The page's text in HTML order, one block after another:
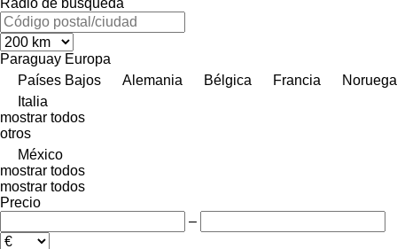
Paraguay Europa
Países Bajos
Alemania Bélgica Francia
Noruega
Italia
mostrar todos
otros
México
mostrar todos
mostrar todos
Precio
–